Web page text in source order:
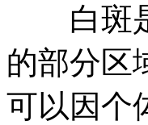
白斑是
的部分区
可以因个